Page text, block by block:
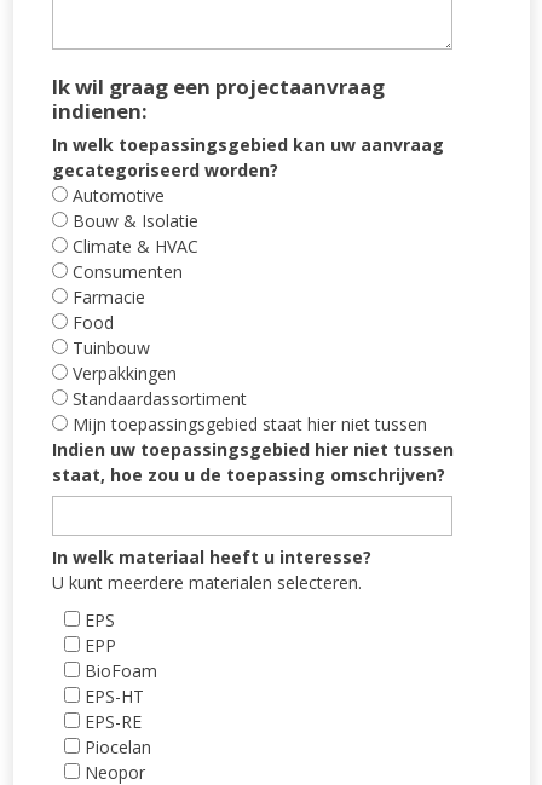
Ik wil graag een projectaanvraag
indienen:
In welk toepassingsgebied kan uw aanvraag
gecategoriseerd worden?
Automotive
Bouw & Isolatie
Climate & HVAC
Consumenten
Farmacie
Food
Tuinbouw
Verpakkingen
Standaardassortiment
Mijn toepassingsgebied staat hier niet tussen
Indien uw toepassingsgebied hier niet tussen
staat, hoe zou u de toepassing omschrijven?
In welk materiaal heeft u interesse?
U kunt meerdere materialen selecteren.
EPS
EPP
BioFoam
EPS-HT
EPS-RE
Piocelan
Neopor